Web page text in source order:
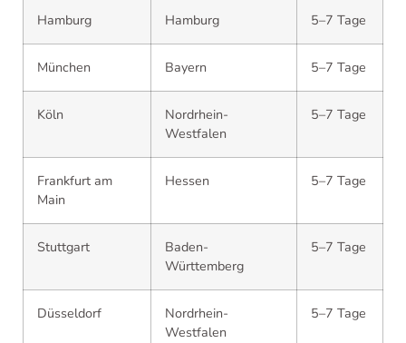
Hamburg Hamburg 5–7 Tage
München Bayern 5–7 Tage
Köln
Nordrhein-
Westfalen
5–7 Tage
Frankfurt am
Main
Hessen 5–7 Tage
Stuttgart
Baden-
Württemberg
5–7 Tage
Düsseldorf
Nordrhein-
Westfalen
5–7 Tage